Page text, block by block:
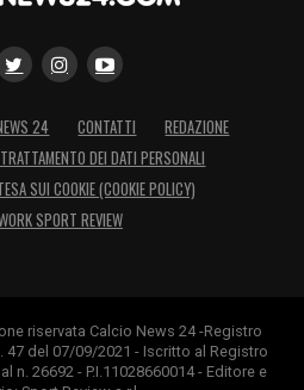
24 CONTATTI
REDAZIONE
DEI DATI PERSONALI
SUI COOKIE (COOKIE POLICY)
SPORT REVIEW
riservata Calcio News 24 -Registro
47 del 07/09/2021 - Iscritto al Registro
n. 26692 - P.I.11028660014 - Editore e